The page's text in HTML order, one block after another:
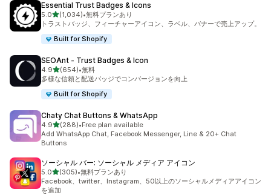
Essential Trust Badges & Icons
5.05つ星中
(1,034)
合計レビュー数：1034件
•無料プランあり
トラストバッジ、フィーチャーアイコン、ラベル、バナーで売上アップ。
Built for Shopify
SEOAnt ‑ Trust Badges & Icon
4.95つ星中
(654)
合計レビュー数：654件
•無料
多様な信頼と配送バッジでコンバージョンを向上
Built for Shopify
Chaty Chat Buttons & WhatsApp
4.95つ星中
(288)
合計レビュー数：288件
•Free plan available
Add WhatsApp Chat, Facebook Messenger, Line & 20+ Chat
Buttons
ソーシャル バー: ソーシャル メディア アイコン
5.05つ星中
(305)
合計レビュー数：305件
•無料プランあり
Facebook、twitter、Instagram、50以上のソーシャルメディアアイコン
を追加